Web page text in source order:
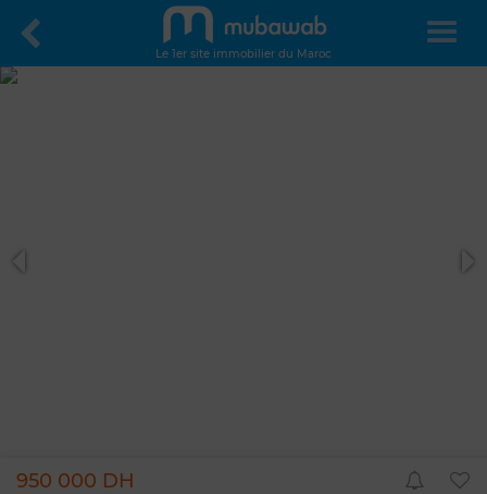
Le 1er site immobilier du Maroc
950 000 DH